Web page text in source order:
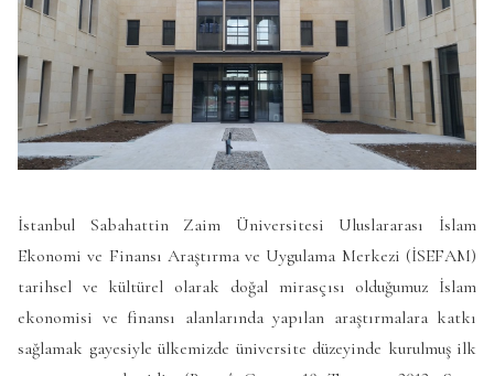
İstanbul Sabahattin Zaim Üniversitesi Uluslararası İslam
Ekonomi ve Finansı Araştırma ve Uygulama Merkezi (İSEFAM)
tarihsel ve kültürel olarak doğal mirasçısı olduğumuz İslam
ekonomisi ve finansı alanlarında yapılan araştırmalara katkı
sağlamak gayesiyle ülkemizde üniversite düzeyinde kurulmuş ilk